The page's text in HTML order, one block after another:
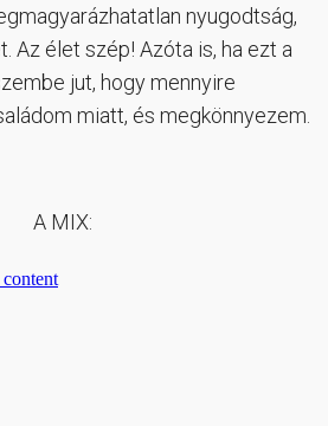
nyugodtság,
Az élet szép! Azóta is, ha ezt a
jut, hogy mennyire
miatt, és megkönnyezem.
A MIX: